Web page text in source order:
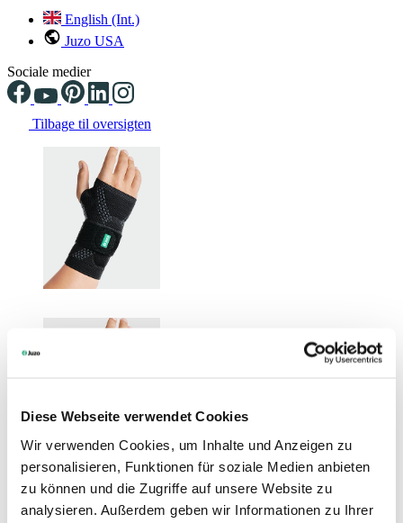
Diese Webseite verwendet Cookies
Wir verwenden Cookies, um Inhalte und Anzeigen zu
personalisieren, Funktionen für soziale Medien anbieten
zu können und die Zugriffe auf unsere Website zu
analysieren. Außerdem geben wir Informationen zu Ihrer
English (Int.)
Juzo USA
Sociale medier
Tilbage til oversigten